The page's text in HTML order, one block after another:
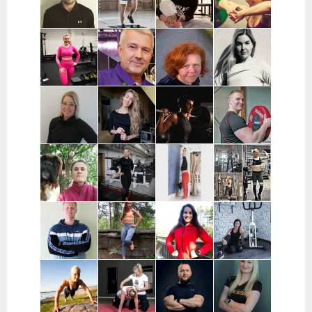
Lammi
Joni Vuopio |
Pääkaupunkiseutu
Luukas Tukia |
Helsinki
Heli Toro |
Riihimäki,
Hyvinkää,
Hausjärvi,
Loppi,
Janakkala
Tanja Juntunen |
Päijät-Häme ja
Pääkaupunkiseutu
Charlotta
Grönberg |
Pääkaupunkiseutu
Stefan
Westerback |
Pääkaupunkiseutu
Eeva Nuutinen |
Pääkaupunkiseutu
ja Muu Suomi
Routa
Training |
Helsinki ja
Espoo
Jenni Sukko |
Oulu
Elina Lepistö |
Pirkanmaa
Heidi Soikkeli
| Tampere
Jani Lehtilä |
Turku ja etä
Kati Raittinen
| Turku, Raisio,
Mynämäki,
Masku,
Nousiainen
Jenna Hakala
| Turku ja
Varsinais-
Suomi
Leinimaa |
Hyvinkää,
Hausjärvi,
Riihimäki
Christin
Moritz |
Helsinki,
Espoo ja
Vantaa
Samuli
Huttunen |
Porvoo ja
lähialueet
Janette
Latva-
Valkama |
Tampere ja
lähialueet
Sofia Kuisti-
Rannanjärvi |
Seinäjoki ja
etä
Jenni Harala |
Keski-Uusimaa ja
Pääkaupunkiseutu